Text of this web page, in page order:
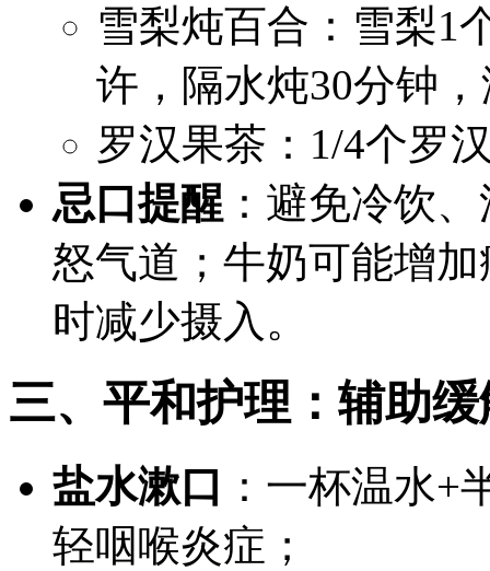
雪梨炖百合：雪梨1
许，隔水炖30分钟
罗汉果茶：1/4个罗
忌口提醒 ：避免冷饮
怒气道；牛奶可能增
时减少摄入。
三、平和护理：辅助
盐水漱口
：一杯温水+
轻咽喉炎症；